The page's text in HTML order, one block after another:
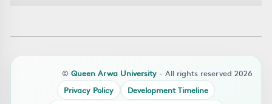
© Queen Arwa University - All rights reserved 2026
Privacy Policy
Development Timeline